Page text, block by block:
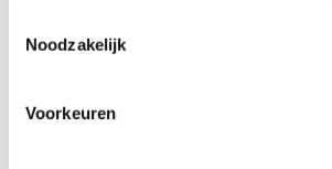
Noodzakelijk
Voorkeuren
voormalige brouwerij in Meerssen. Het
authentieke uitstraling. De showroom